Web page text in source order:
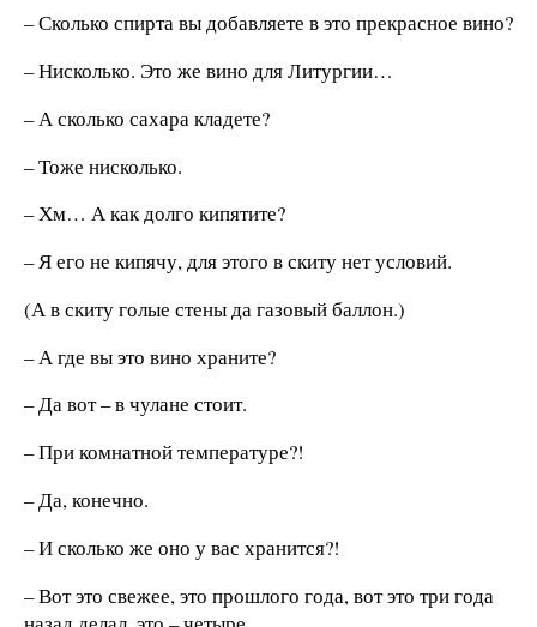
– Сколько спирта вы добавляете в это прекрасное вино?
– Нисколько. Это же вино для Литургии…
– А сколько сахара кладете?
– Тоже нисколько.
– Хм… А как долго кипятите?
– Я его не кипячу, для этого в скиту нет условий.
(А в скиту голые стены да газовый баллон.)
– А где вы это вино храните?
– Да вот – в чулане стоит.
– При комнатной температуре?!
– Да, конечно.
– И сколько же оно у вас хранится?!
– Вот это свежее, это прошлого года, вот это три года